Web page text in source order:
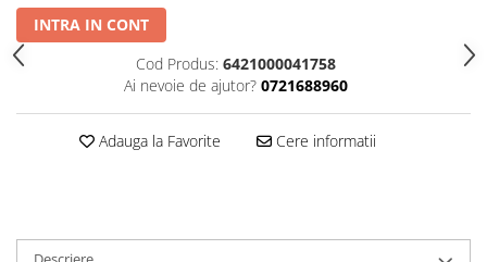
INTRA IN CONT
Cod Produs: 6421000041758
Ai nevoie de ajutor? 0721688960
Adauga la Favorite Cere informatii